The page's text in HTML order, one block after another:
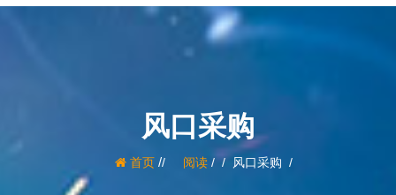
风口采购
首页/ 阅读/ 风口采购